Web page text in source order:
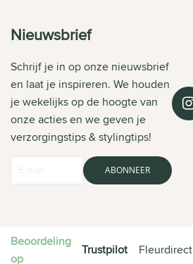
Nieuwsbrief
Schrijf je in op onze nieuwsbrief
en laat je inspireren. We houden
je wekelijks op de hoogte van
onze acties en we geven je
verzorgingstips & stylingtips!
ABONNEER
Beoordeling
op
Trustpilot Fleurdirect